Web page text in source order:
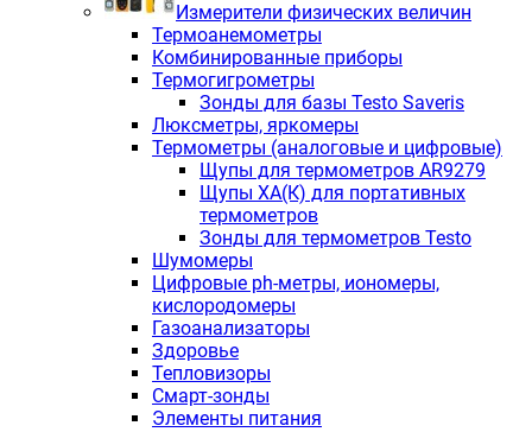
Измерители физических величин
Термоанемометры
Комбинированные приборы
Термогигрометры
Зонды для базы Testo Saveris
Люксметры, яркомеры
Термометры (аналоговые и цифровые)
Щупы для термометров AR9279
Щупы ХА(К) для портативных
термометров
Зонды для термометров Testo
Шумомеры
Цифровые ph-метры, иономеры,
кислородомеры
Газоанализаторы
Здоровье
Тепловизоры
Смарт-зонды
Элементы питания